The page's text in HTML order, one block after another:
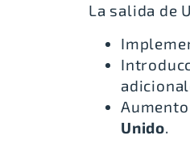
La salida de
Unido.